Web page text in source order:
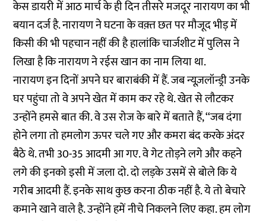
केस डायरी में आठ मार्च के ही दिन तीसरे मजदूर नारायण का भी
बयान दर्ज है. नारायण ने घटना के वक़्त छत पर मौजूद भीड़ में
किसी की भी पहचान नहीं की है हालांकि चार्जशीट में पुलिस ने
लिखा है कि नारायण ने रईस खान का नाम लिया था.
नारायण इन दिनों अपने घर बाराबंकी में हैं. जब न्यूज़लॉन्ड्री उनके
घर पहुंचा तो वे अपने खेत में काम कर रहे थे. खेत से लौटकर
उन्होंने हमसे बात की. वे उस रोज के बारे में बताते हैं, ‘‘जब दंगा
होने लगा तो हमलोग ऊपर चले गए और कमरा बंद करके अंदर
बैठे थे. तभी 30-35 आदमी आ गए. वे गेट तोड़ने लगे और कहने
लगे की इनको इसी में जला दो. दो लड़के उसमें से बोले कि ये
गरीब आदमी हैं. इनके साथ कुछ करना ठीक नहीं है. ये तो बेचारे
कमाने खाने वाले है. उन्होंने हमें नीचे निकलने लिए कहा. हम लोग